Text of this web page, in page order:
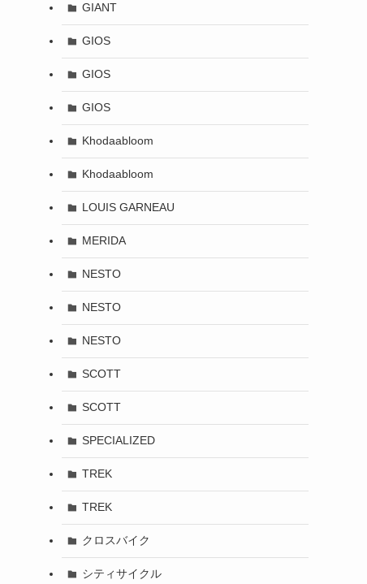
GIANT
GIOS
GIOS
GIOS
Khodaabloom
Khodaabloom
LOUIS GARNEAU
MERIDA
NESTO
NESTO
NESTO
SCOTT
SCOTT
SPECIALIZED
TREK
TREK
クロスバイク
シティサイクル